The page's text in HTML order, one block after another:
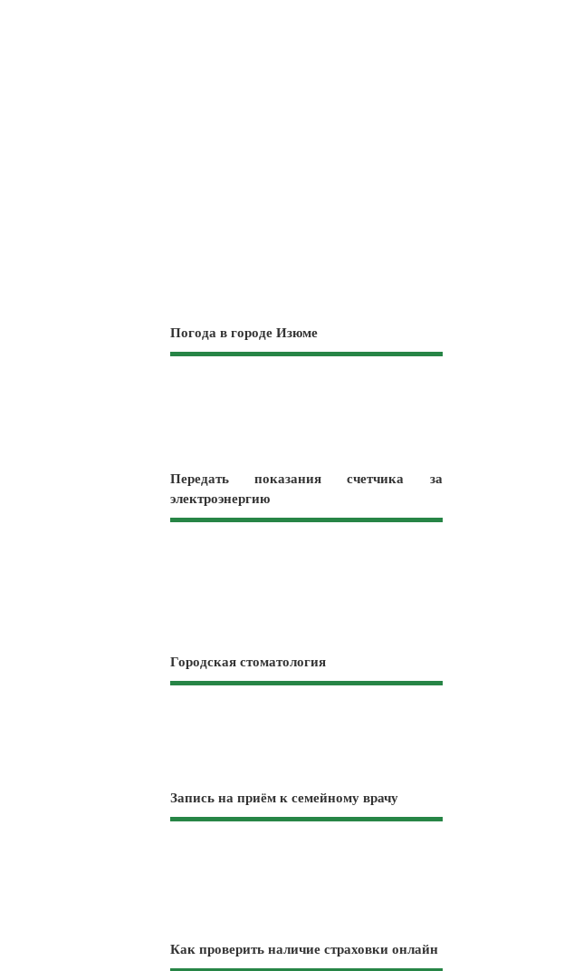
Погода в городе Изюме
Передать показания счетчика за
электроэнергию
Городская стоматология
Запись на приём к семейному врачу
Как проверить наличие страховки онлайн